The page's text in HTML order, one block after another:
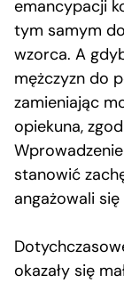
emancypacji
tym samym
wzorca. A
mężczyzn do
zamieniając
opiekuna,
stanowić
angażowali
okazały się